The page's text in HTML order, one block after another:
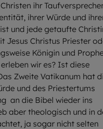
ihr
ihrer Würde und
und jede getaufte
Jesus Christus Priester
Königin und
wir es? Ist diese
Zweite Vatikanum hat
und des Priestertums
an die Bibel wieder ins
aber theologisch und in
ja sogar nicht selten